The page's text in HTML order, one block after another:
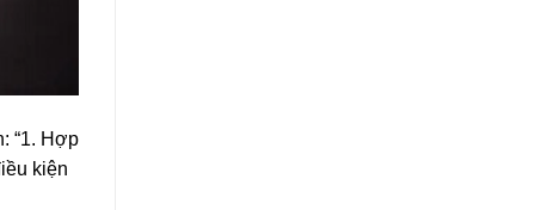
“1. Hợp
kiện